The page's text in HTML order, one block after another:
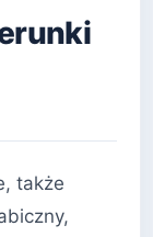
także